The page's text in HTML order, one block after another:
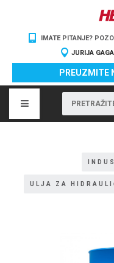
IMATE PITANJE?
JURIJA
PREUZMITE
ULJA ZA